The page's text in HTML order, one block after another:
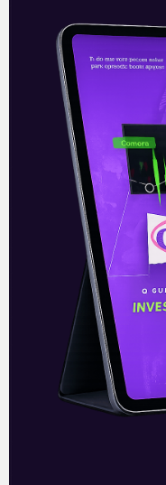
Tupy
Nesta quinta-
abertura do
anunciou a
Teksid,
em Brasil
Leia mais
02/07/2021